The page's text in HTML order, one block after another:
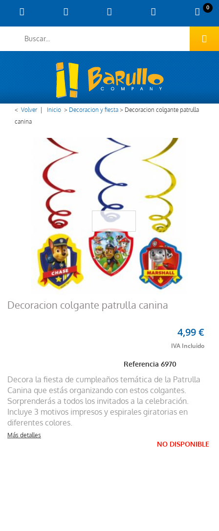
0
< Volver Inicio > Decoracion y fiesta> Decoracion colgante patrulla
canina
Decoracion colgante patrulla canina
Referencia6970
4,99 €
Decora la fiesta de cumpleaños temática de la Patrulla
Canina que estás organizando con estos colgantes.
Sorprenderás a todos los invitados a la celebración.
Incluye 3 motivos impresos y espirales giratorias en
diferentes colores.
Más detalles
NO DISPONIBLE